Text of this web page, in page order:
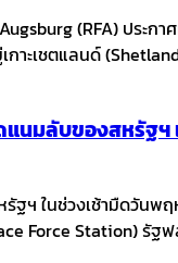
(RFA) ประ
กาะเชตแลนด์
นมลับของสหรัฐฯ
ฐฯ ในช่วงเช้ามืดวัน
Force Station) รั